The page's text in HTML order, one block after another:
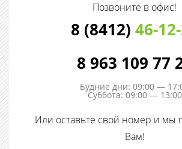
Позвоните в офис!
8 (8412) 46-
8 963 109 77
Будние дни: 09:00 —
Суббота: 09:00 — 13:00
Или оставьте свой номер и мы
Вам!